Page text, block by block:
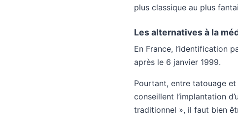
plus classique au plus
Les alternatives à la
En France, l’identification
après le 6 janvier 1999.
Pourtant, entre tatouage
conseillent l’implantation
traditionnel », il faut bien